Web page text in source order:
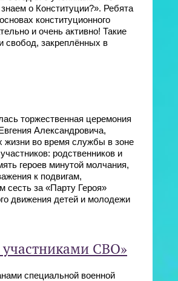
о Конституции?». Ребята
конституционного
и очень активно! Такие
свобод, закреплённых в
торжественная церемония
Александровича,
жизни во время службы в зоне
родственников и
героев минутой молчания,
к подвигам,
сесть за «Парту Героя»
движения детей и молодежи
участниками СВО»
специальной военной